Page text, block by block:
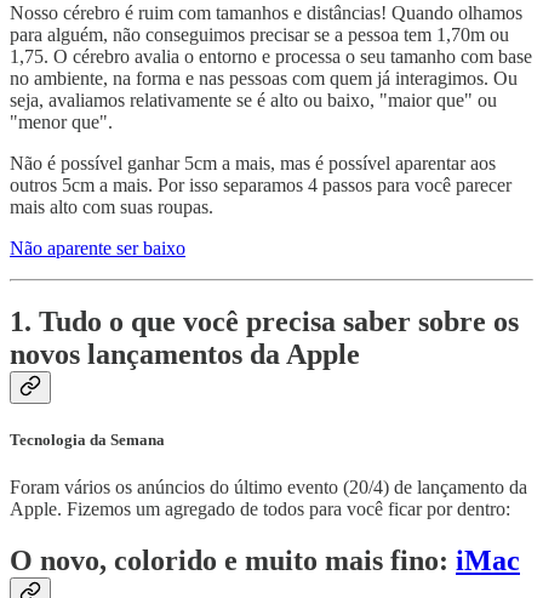
Nosso cérebro é ruim com tamanhos e distâncias! Quando olhamos
para alguém, não conseguimos precisar se a pessoa tem 1,70m ou
1,75. O cérebro avalia o entorno e processa o seu tamanho com base
no ambiente, na forma e nas pessoas com quem já interagimos. Ou
seja, avaliamos relativamente se é alto ou baixo, "maior que" ou
"menor que".
Não é possível ganhar 5cm a mais, mas é possível aparentar aos
outros 5cm a mais. Por isso separamos 4 passos para você parecer
mais alto com suas roupas.
Não aparente ser baixo
1. Tudo o que você precisa saber sobre os
novos lançamentos da Apple
Tecnologia da Semana
Foram vários os anúncios do último evento (20/4) de lançamento da
Apple. Fizemos um agregado de todos para você ficar por dentro:
O novo, colorido e muito mais fino: iMac